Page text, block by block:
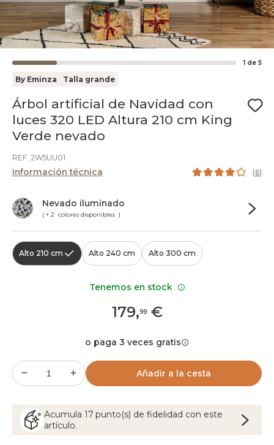
1 de 5
By Eminza Talla grande
Árbol artificial de Navidad con
luces 320 LED Altura 210 cm King
Verde nevado
REF. 2W5UU01
Información técnica (6)
Nevado iluminado
( + 2 colores disponibles )
Alto 210 cm Alto 240 cm Alto 300 cm
179,99€
o paga 3 veces gratis
Añadir a la cesta
Acumula 17 punto(s) de fidelidad con este
artículo.